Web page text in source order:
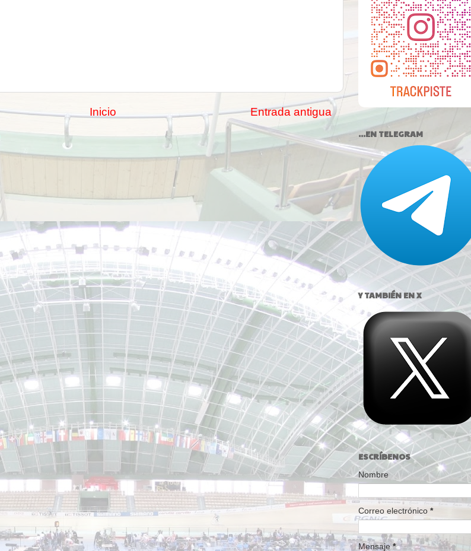
Entrada antigua
Inicio
...EN TELEGRAM
Y TAMBIÉN EN X
ESCRÍBENOS
Nombre
Correo electrónico *
Mensaje*